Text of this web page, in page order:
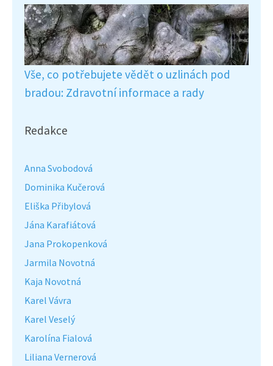
Vše, co potřebujete vědět o uzlinách pod
bradou: Zdravotní informace a rady
Redakce
Anna Svobodová
Dominika Kučerová
Eliška Přibylová
Jána Karafiátová
Jana Prokopenková
Jarmila Novotná
Kaja Novotná
Karel Vávra
Karel Veselý
Karolína Fialová
Liliana Vernerová